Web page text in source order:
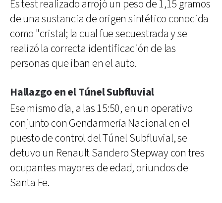
Es test realizado arrojó un peso de 1,15 gramos
de una sustancia de origen sintético conocida
como "cristal; la cual fue secuestrada y se
realizó la correcta identificación de las
personas que iban en el auto.
Hallazgo en el Túnel Subfluvial
Ese mismo día, a las 15:50, en un operativo
conjunto con Gendarmería Nacional en el
puesto de control del Túnel Subfluvial, se
detuvo un Renault Sandero Stepway con tres
ocupantes mayores de edad, oriundos de
Santa Fe.